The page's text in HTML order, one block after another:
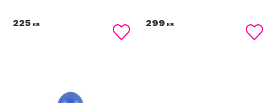
225 KR
Lägg till i favoriter
299 KR